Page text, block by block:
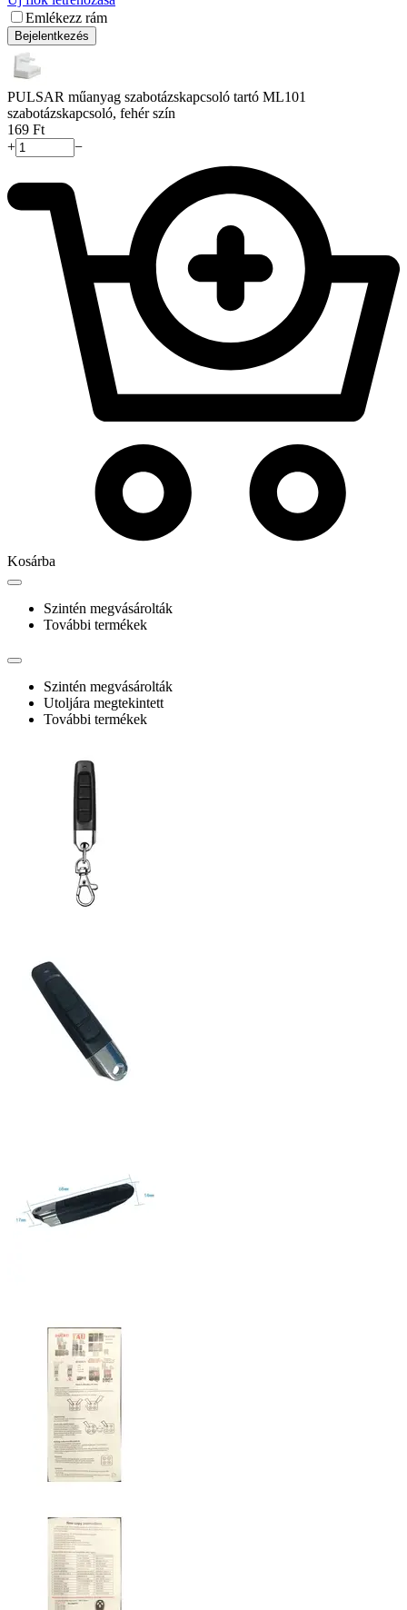
Emlékezz rám
Bejelentkezés
PULSAR műanyag szabotázskapcsoló tartó ML101
szabotázskapcsoló, fehér szín
‍169‍ Ft
+
−
Kosárba
Szintén megvásárolták
További termékek
Szintén megvásárolták
Utoljára megtekintett
További termékek